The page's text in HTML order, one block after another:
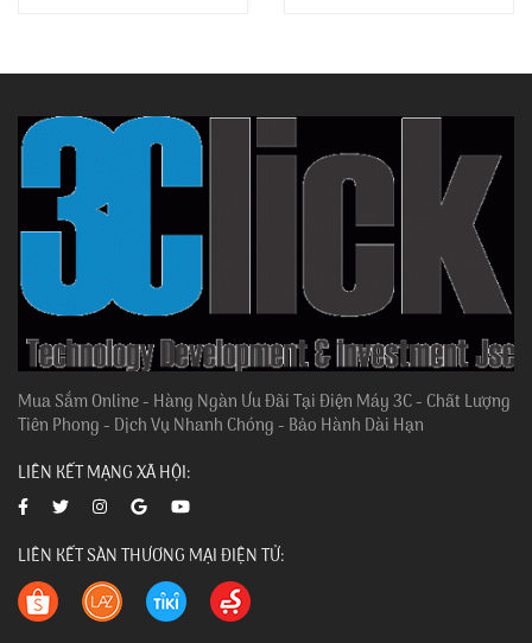
Mua Sắm Online - Hàng Ngàn Ưu Đãi Tại Điện Máy 3C - Chất Lượng
Tiên Phong - Dịch Vụ Nhanh Chóng - Bảo Hành Dài Hạn
LIÊN KẾT MẠNG XÃ HỘI:
LIÊN KẾT SÀN THƯƠNG MẠI ĐIỆN TỬ: